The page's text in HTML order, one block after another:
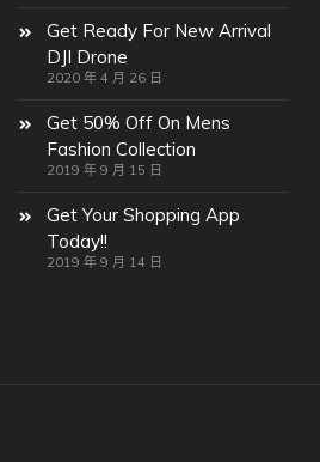
Get Ready For New Arrival
DJI Drone
2020 年 4 月 26 日
Get 50% Off On Mens
Fashion Collection
2019 年 9 月 15 日
Get Your Shopping App
Today!!
2019 年 9 月 14 日